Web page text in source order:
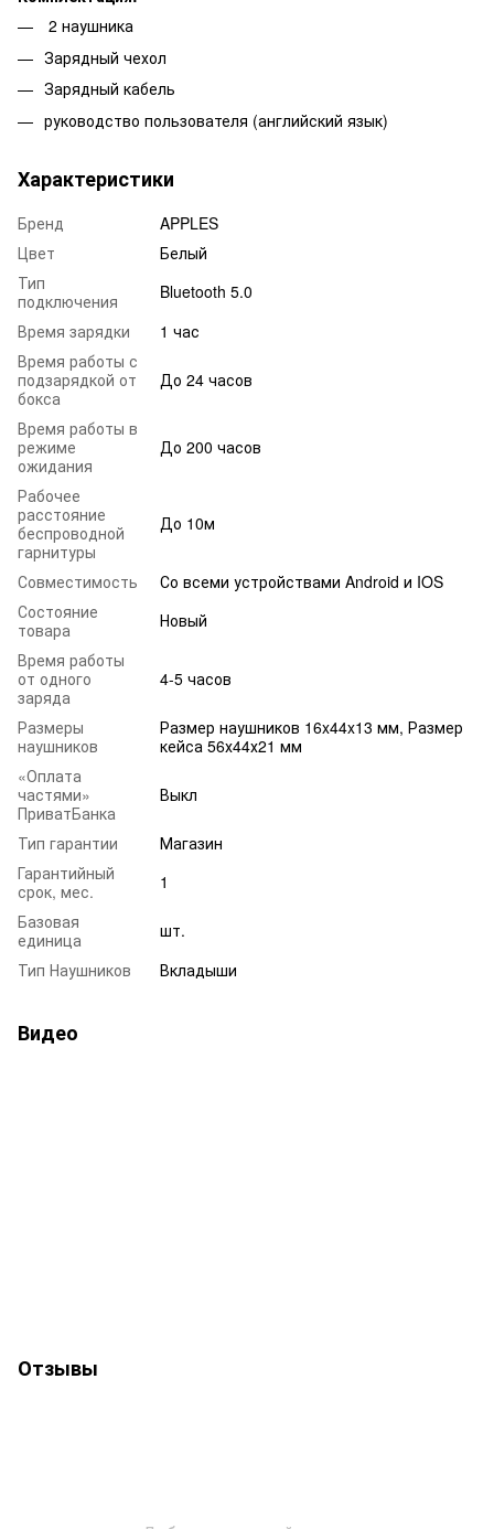
2 наушника
Зарядный чехол
Зарядный кабель
руководство пользователя (английский язык)
Характеристики
Бренд
APPLES
Цвет
Белый
Тип
подключения
Bluetooth 5.0
Время зарядки
1 час
Время работы с
подзарядкой от
бокса
До 24 часов
Время работы в
режиме
ожидания
До 200 часов
Рабочее
расстояние
беспроводной
гарнитуры
До 10м
Совместимость
Со всеми устройствами Android и IOS
Состояние
товара
Новый
Время работы
от одного
заряда
4-5 часов
Размеры
наушников
Размер наушников 16x44x13 мм, Размер
кейса 56х44х21 мм
«Оплата
частями»
ПриватБанка
Выкл
Тип гарантии
Магазин
Гарантийный
срок, мес.
1
Базовая
единица
шт.
Тип Наушников
Вкладыши
Видео
Отзывы